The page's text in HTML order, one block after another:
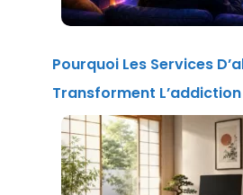
Pourquoi Les Services
Transforment